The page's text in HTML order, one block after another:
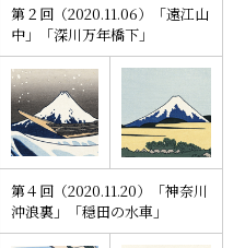
第２回（2020.11.06）「遠江山
中」「深川万年橋下」
第４回（2020.11.20）「神奈川
沖浪裏」「穏田の水車」